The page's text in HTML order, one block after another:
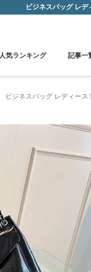
ビジネスバッグ レデ
人気ランキング 記事一
ビジネスバッグ レディー